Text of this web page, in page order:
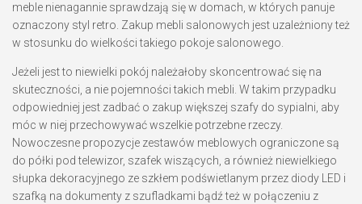
meble nienagannie sprawdzają się w domach, w których panuje
oznaczony styl retro. Zakup mebli salonowych jest uzależniony też
w stosunku do wielkości takiego pokoje salonowego.
Jeżeli jest to niewielki pokój należałoby skoncentrować się na
skuteczności, a nie pojemności takich mebli. W takim przypadku
odpowiedniej jest zadbać o zakup większej szafy do sypialni, aby
móc w niej przechowywać wszelkie potrzebne rzeczy.
Nowoczesne propozycje zestawów meblowych ograniczone są
do półki pod telewizor, szafek wiszących, a również niewielkiego
słupka dekoracyjnego ze szkłem podświetlanym przez diody LED i
szafką na dokumenty z szufladkami bądź też w połączeniu z